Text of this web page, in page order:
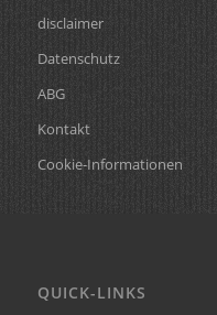
disclaimer
Datenschutz
ABG
Kontakt
Cookie-Informationen
QUICK-LINKS